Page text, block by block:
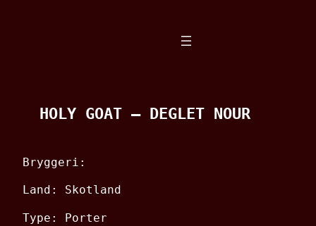
HOLY GOAT – DEGLET NOUR
Bryggeri:
Land: Skotland
Type: Porter